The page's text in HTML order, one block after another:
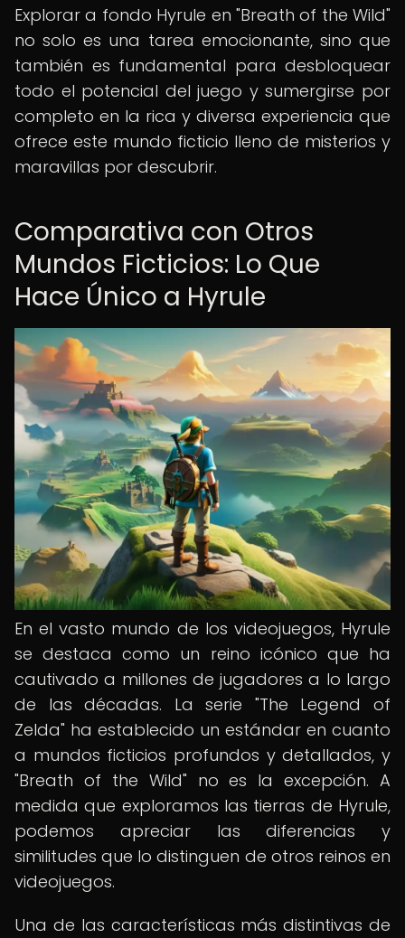
Explorar a fondo Hyrule en "Breath of the Wild"
no solo es una tarea emocionante, sino que
también es fundamental para desbloquear
todo el potencial del juego y sumergirse por
completo en la rica y diversa experiencia que
ofrece este mundo ficticio lleno de misterios y
maravillas por descubrir.
Comparativa con Otros
Mundos Ficticios: Lo Que
Hace Único a Hyrule
En el vasto mundo de los videojuegos, Hyrule
se destaca como un reino icónico que ha
cautivado a millones de jugadores a lo largo
de las décadas. La serie "The Legend of
Zelda" ha establecido un estándar en cuanto
a mundos ficticios profundos y detallados, y
"Breath of the Wild" no es la excepción. A
medida que exploramos las tierras de Hyrule,
podemos apreciar las diferencias y
similitudes que lo distinguen de otros reinos en
videojuegos.
Una de las características más distintivas de